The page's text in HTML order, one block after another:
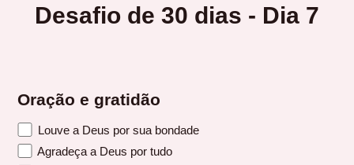
Desafio de 30 dias - Dia 7
Oração e gratidão
Louve a Deus por sua bondade
Agradeça a Deus por tudo